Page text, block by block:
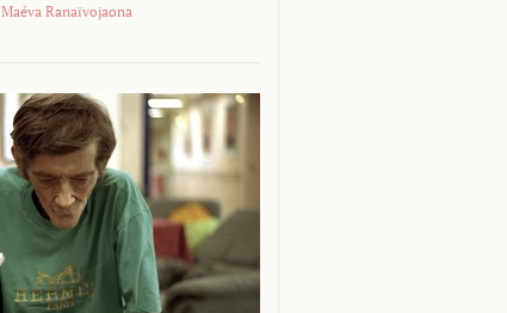
Maéva Ranaïvojaona